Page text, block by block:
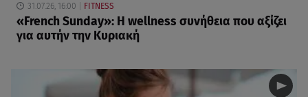
31.07.26, 16:00 FITNESS
«French Sunday»: Η wellness συνήθεια που αξίζει
για αυτήν την Κυριακή